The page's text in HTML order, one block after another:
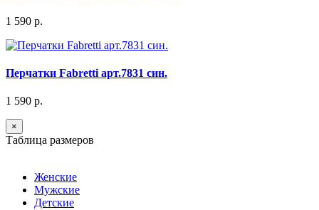
1 590 р.
Перчатки Fabretti арт.7831 син.
1 590 р.
×
Таблица размеров
Женские
Мужские
Детские